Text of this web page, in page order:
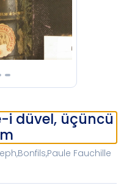
i düvel, üçüncü
Fauchille